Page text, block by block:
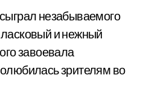
незабываемого
и нежный
завоевала
зрителям во